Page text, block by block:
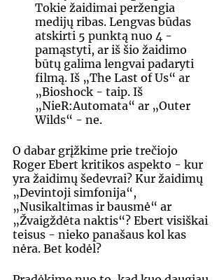
Tokie žaidimai peržengia
medijų ribas. Lengvas būdas
atskirti 5 punktą nuo 4 -
pamąstyti, ar iš šio žaidimo
būtų galima lengvai padaryti
filmą. Iš „The Last of Us“ ar
„Bioshock - taip. Iš
„NieR:Automata“ ar „Outer
Wilds“ - ne.
O dabar grįžkime prie trečiojo
Roger Ebert kritikos aspekto - kur
yra žaidimų šedevrai? Kur žaidimų
„Devintoji simfonija“,
„Nusikaltimas ir bausmė“ ar
„Žvaigždėta naktis“? Ebert visiškai
teisus - nieko panašaus kol kas
nėra. Bet kodėl?